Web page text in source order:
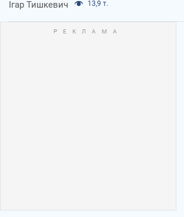
Ігар Тишкевич 13,9 т.